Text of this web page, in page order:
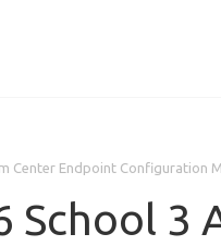
Center Endpoint Configuration
3